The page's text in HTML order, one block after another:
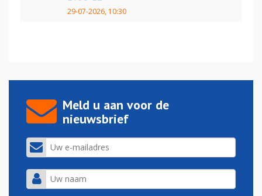
29-07-2026, 10:30
Meld u aan voor de
nieuwsbrief